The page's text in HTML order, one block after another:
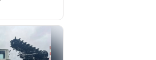
Цена может корректироваться на
в зависимости от курса
размеры: 9290 х 4300 х 3965 мм
Япония